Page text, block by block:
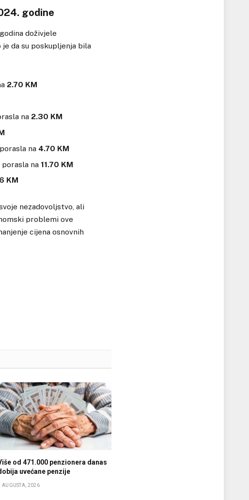
godine
doživjele
da su poskupljenja bila
2.70 KM
na 2.30 KM
na 4.70 KM
porasla na 11.70 KM
KM
nezadovoljstvo, ali
problemi ove
cijena osnovnih
od 471.000 penzionera danas
uvećane penzije
AUGUSTA, 2026